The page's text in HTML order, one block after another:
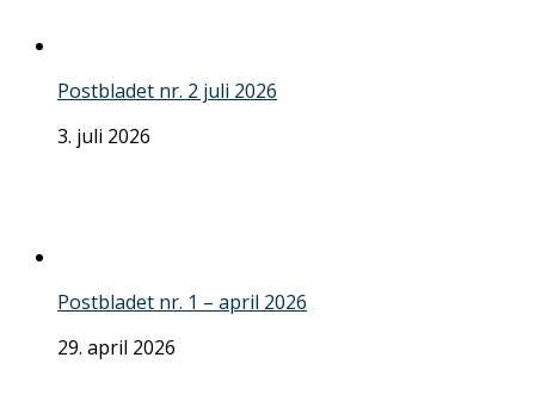
Postbladet nr. 2 juli 2026
3. juli 2026
Postbladet nr. 1 – april 2026
29. april 2026